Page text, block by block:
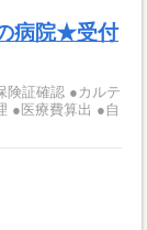
病院★受付
険証確認 ●カルテ
●医療費算出 ●自